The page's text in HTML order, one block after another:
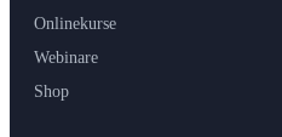
Onlinekurse
Webinare
Shop